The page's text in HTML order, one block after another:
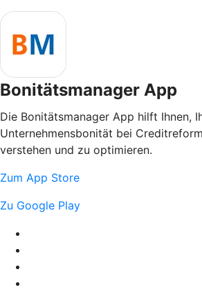
Bonitätsmanager App
Die Bonitätsmanager App hilft Ihnen,
Unternehmensbonität bei
verstehen und zu optimieren.
Zum App Store
Zu Google Play